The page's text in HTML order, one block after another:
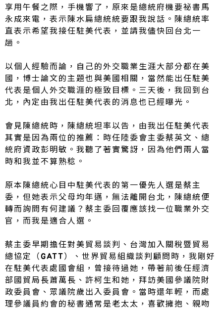
享用午餐之際，手機響了，原來是總統府機要祕書馬
永成來電，表示陳水扁總統統要跟我說話。陳總統率
直表示希望我接任駐美代表，並請我儘快回台北一
趟。
以個人經驗而論，自己的外交職業生涯大部分都在美
國，博士論文的主題也與美國相關，當然能出任駐美
代表是個人外交職涯的極致目標。三天後，我回到台
北，內定由我出任駐美代表的消息也已經曝光。
會見陳總統時，陳總統坦率以告，由我出任駐美代表
其實是因為兩位的推薦：時任陸委會主委蔡英文、總
統府資政彭明敏。我聽了著實驚訝，因為他們兩人當
時和我並不算熟稔。
原本陳總統心目中駐美代表的第一優先人選是蔡主
委，但她表示父母均年邁，無法離開台北，陳總統便
轉而詢問有何建議？蔡主委回覆應該找一位職業外交
官，而我是適合人選。
蔡主委早期擔任對美貿易談判、台灣加入關稅暨貿易
總協定（GATT）、世界貿易組織談判顧問時，我剛好
在駐美代表處國會組，曾接待過她，帶著前後任經濟
部國貿局長蕭萬長、許柯生和她，拜訪美國參議院財
政委員會、眾議院歲出入委員會。當時還年輕，而處
理參議員約會的秘書通常是老太太，喜歡擁抱、親吻